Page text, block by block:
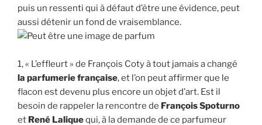
puis un ressenti qui à défaut d’être une évidence, peut
aussi détenir un fond de vraisemblance.
1, « L’effleurt » de François Coty à tout jamais a changé
la parfumerie française, et l’on peut affirmer que le
flacon est devenu plus encore un objet d’art. Est il
besoin de rappeler la rencontre de François Spoturno
et René Laliquequi, à la demande de ce parfumeur